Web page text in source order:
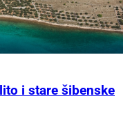
i stare šibenske